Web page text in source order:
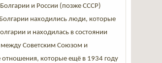
и России (позже СССР)
находились люди, которые
и находилась в состоянии
Советским Союзом и
отношения, которые ещё в 1934 году